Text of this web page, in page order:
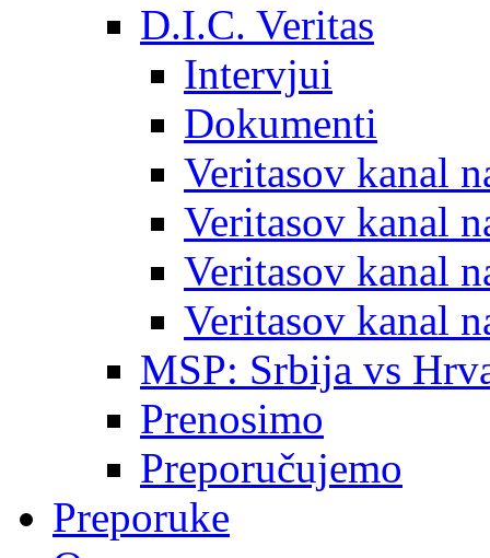
D.I.C. Veritas
Intervjui
Dokumenti
Veritasov kanal
Veritasov kanal
Veritasov kanal
Veritasov kanal
MSP: Srbija vs
Prenosimo
Preporučujemo
Preporuke